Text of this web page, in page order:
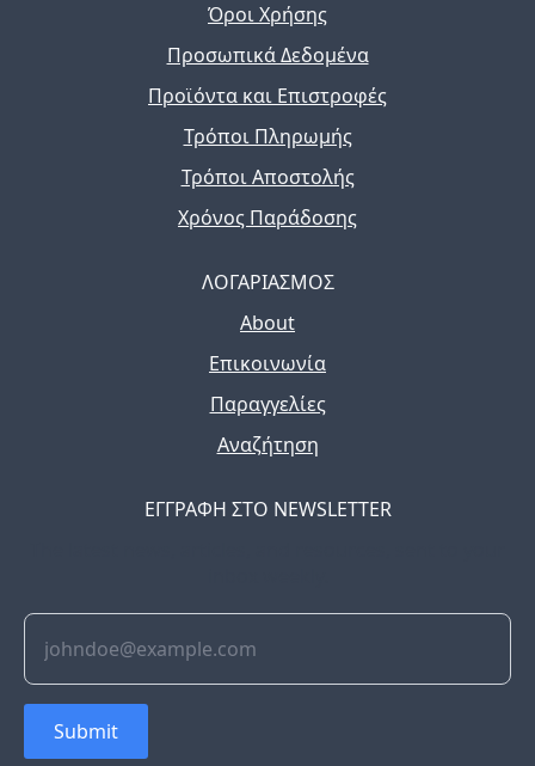
Όροι Χρήσης
Προσωπικά Δεδομένα
Προϊόντα και Επιστροφές
Τρόποι Πληρωμής
Τρόποι Αποστολής
Χρόνος Παράδοσης
ΛΟΓΑΡΙΑΣΜΟΣ
About
Επικοινωνία
Παραγγελίες
Αναζήτηση
ΕΓΓΡΑΦΗ ΣΤΟ NEWSLETTER
Submit